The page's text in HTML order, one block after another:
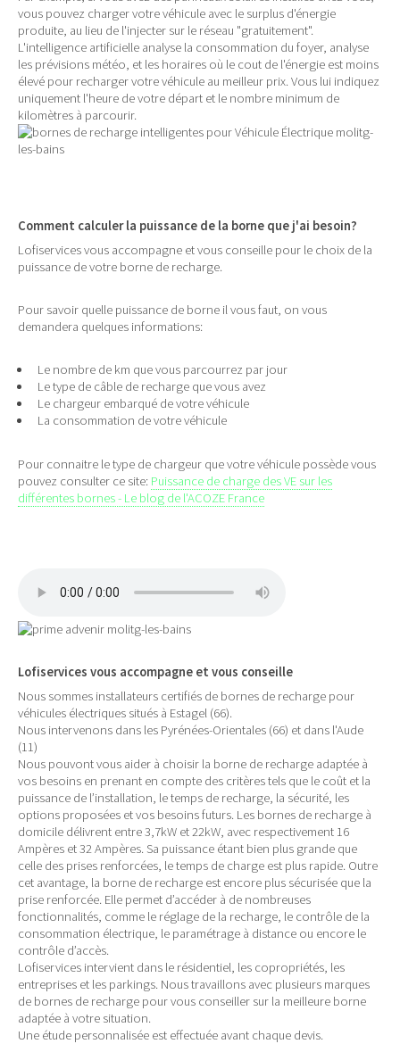
vous pouvez charger votre véhicule avec le surplus d'énergie
produite, au lieu de l'injecter sur le réseau "gratuitement".
L'intelligence artificielle analyse la consommation du foyer, analyse
les prévisions météo, et les horaires où le cout de l'énergie est moins
élevé pour recharger votre véhicule au meilleur prix. Vous lui indiquez
uniquement l'heure de votre départ et le nombre minimum de
kilomètres à parcourir.
Comment calculer la puissance de la borne que j'ai besoin?
Lofiservices vous accompagne et vous conseille pour le choix de la
puissance de votre borne de recharge.
Pour savoir quelle puissance de borne il vous faut, on vous
demandera quelques informations:
Le nombre de km que vous parcourrez par jour
Le type de câble de recharge que vous avez
Le chargeur embarqué de votre véhicule
La consommation de votre véhicule
Pour connaitre le type de chargeur que votre véhicule possède vous
pouvez consulter ce site: Puissance de charge des VE sur les
différentes bornes - Le blog de l'ACOZE France
Lofiservices vous accompagne et vous conseille
Nous sommes installateurs certifiés de bornes de recharge pour
véhicules électriques situés à Estagel (66).
Nous intervenons dans les Pyrénées-Orientales (66) et dans l'Aude
(11)
Nous pouvont vous aider à choisir la borne de recharge adaptée à
vos besoins en prenant en compte des critères tels que le coût et la
puissance de l’installation, le temps de recharge, la sécurité, les
options proposées et vos besoins futurs. Les bornes de recharge à
domicile délivrent entre 3,7kW et 22kW, avec respectivement 16
Ampères et 32 Ampères. Sa puissance étant bien plus grande que
celle des prises renforcées, le temps de charge est plus rapide. Outre
cet avantage, la borne de recharge est encore plus sécurisée que la
prise renforcée. Elle permet d’accéder à de nombreuses
fonctionnalités, comme le réglage de la recharge, le contrôle de la
consommation électrique, le paramétrage à distance ou encore le
contrôle d’accès.
Lofiservices intervient dans le résidentiel, les copropriétés, les
entreprises et les parkings. Nous travaillons avec plusieurs marques
de bornes de recharge pour vous conseiller sur la meilleure borne
adaptée à votre situation.
Une étude personnalisée est effectuée avant chaque devis.